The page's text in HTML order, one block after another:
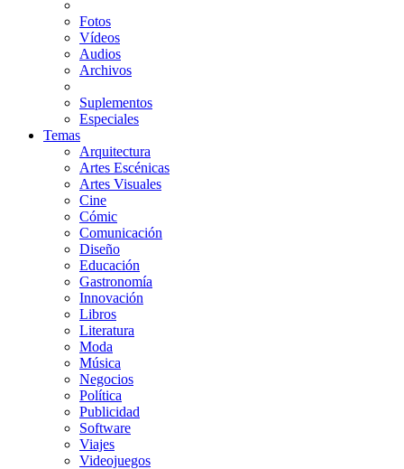
Fotos
Vídeos
Audios
Archivos
Suplementos
Especiales
Temas
Arquitectura
Artes Escénicas
Artes Visuales
Cine
Cómic
Comunicación
Diseño
Educación
Gastronomía
Innovación
Libros
Literatura
Moda
Música
Negocios
Política
Publicidad
Software
Viajes
Videojuegos